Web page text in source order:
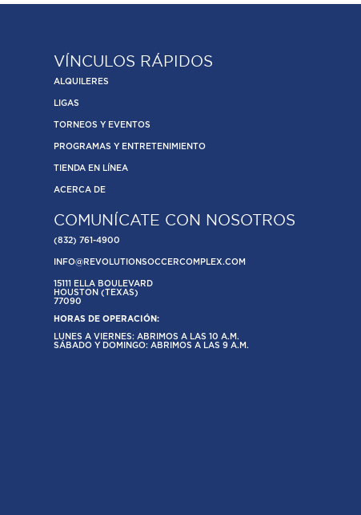
VÍNCULOS RÁPIDOS
ALQUILERES
LIGAS
TORNEOS Y EVENTOS
PROGRAMAS Y ENTRETENIMIENTO
TIENDA EN LÍNEA
ACERCA DE
COMUNÍCATE CON NOSOTROS
(832) 761-4900
INFO@REVOLUTIONSOCCERCOMPLEX.COM
15111 ELLA BOULEVARD
HOUSTON (TEXAS)
77090
HORAS DE OPERACIÓN:
LUNES A VIERNES: ABRIMOS A LAS 10 A.M.
SÁBADO Y DOMINGO: ABRIMOS A LAS 9 A.M.